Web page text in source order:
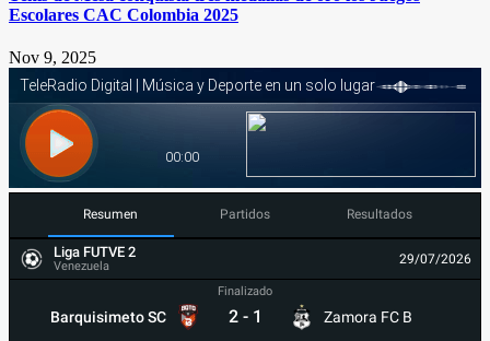
Escolares CAC Colombia 2025
Nov 9, 2025
Resumen Partidos Resultados
Liga FUTVE 2
Venezuela 29/07/2026
Barquisimeto SC
Finalizado
2 - 1 Zamora FC B